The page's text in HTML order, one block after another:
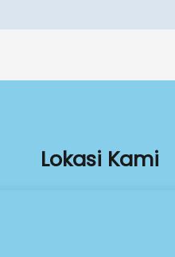
Lokasi Kami